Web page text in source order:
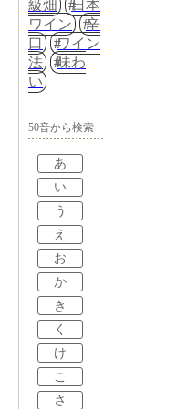
級畑
日本
ワイン
辛
口
ワイン
法
味わ
い
50音から検索
あ
い
う
え
お
か
き
く
け
こ
さ